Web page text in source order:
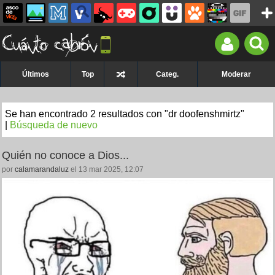
Últimos Top Categ. Moderar
Se han encontrado 2 resultados con "dr doofenshmirtz"
Búsqueda de nuevo
Quién no conoce a Dios...
por calamarandaluz el 13 mar 2025, 12:07